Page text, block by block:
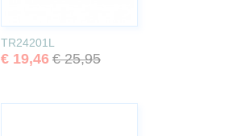
TR24201L
€ 19,46 € 25,95